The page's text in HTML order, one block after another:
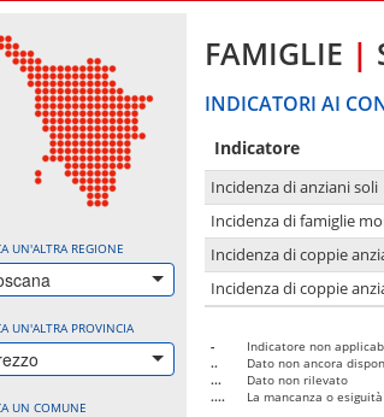
UN'ALTRA REGIONE
UN'ALTRA PROVINCIA
UN COMUNE
FAMIGLIE |
INDICATORI AI
Indicatore
Incidenza di anziani soli
Incidenza di famiglie
Incidenza di coppie
Incidenza di coppie
-
Indicatore non
..
Dato non ancora
...
Dato non rilevato
....
La mancanza o